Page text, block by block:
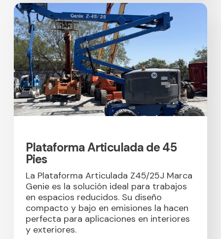
Plataforma Articulada de 45
Pies
La Plataforma Articulada Z45/25J Marca
Genie es la solución ideal para trabajos
en espacios reducidos. Su diseño
compacto y bajo en emisiones la hacen
perfecta para aplicaciones en interiores
y exteriores.